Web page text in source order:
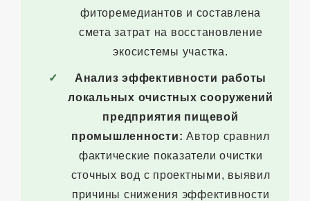
фиторемедиантов и составлена
смета затрат на восстановление
экосистемы участка.
Анализ эффективности работы
локальных очистных сооружений
предприятия пищевой
промышленности: Автор сравнил
фактические показатели очистки
сточных вод с проектными, выявил
причины снижения эффективности